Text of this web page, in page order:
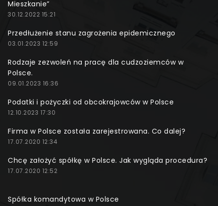
Mieszkanie”
30.12.2022 15:21
Przedłużenie stanu zagrożenia epidemicznego
03.01.2023 12:59
Rodzaje zezwoleń na pracę dla cudzoziemców w
Polsce.
09.01.2023 16:36
Podatki i pożyczki od obcokrajowców w Polsce
12.10.2023 17:30
Firma w Polsce została zarejestrowana. Co dalej?
17.07.2020 12:34
Chcę założyć spółkę w Polsce. Jak wygląda procedura?
17.07.2020 12:52
Spółka komandytowa w Polsce